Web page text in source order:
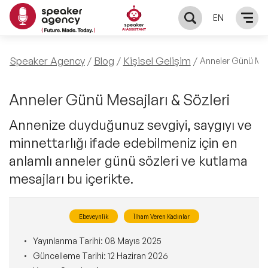
EN
KONUŞMACILAR
Yerel Konuşmacılar
Global Konuşmacılar
Exclusive Konuşmacılar
Tüm Konuşmacılar
KONULAR
Öne Çıkan Konular
Exclusive Konuşmacılarımız
Ünlü Konuşmacılar
İlham Veren Kadın Konuşmacılar
ÇÖZÜMLER
Keynote & Konuşma
Master Class Workshop
INFLUENCER
Biz Kimiz?
BLOG
Speaker Agency Blog Kişisel Gelişim Anneler Günü
Anneler Günü Mesajları & Sözleri
Annenize duyduğunuz sevgiyi, saygıyı ve
minnettarlığı ifade edebilmeniz için en
anlamlı anneler günü sözleri ve kutlama
mesajları bu içerikte.
Ebeveynlik İlham Veren Kadınlar
Yayınlanma Tarihi: 08 Mayıs 2025
Güncelleme Tarihi: 12 Haziran 2026